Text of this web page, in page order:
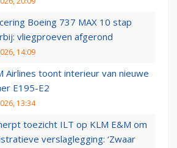
Boeing 737 MAX 10 stap
vliegproeven afgerond
14:09
Airlines toont interieur van nieuwe
E195-E2
13:34
toezicht ILT op KLM E&M om
verslaglegging: ‘Zwaar